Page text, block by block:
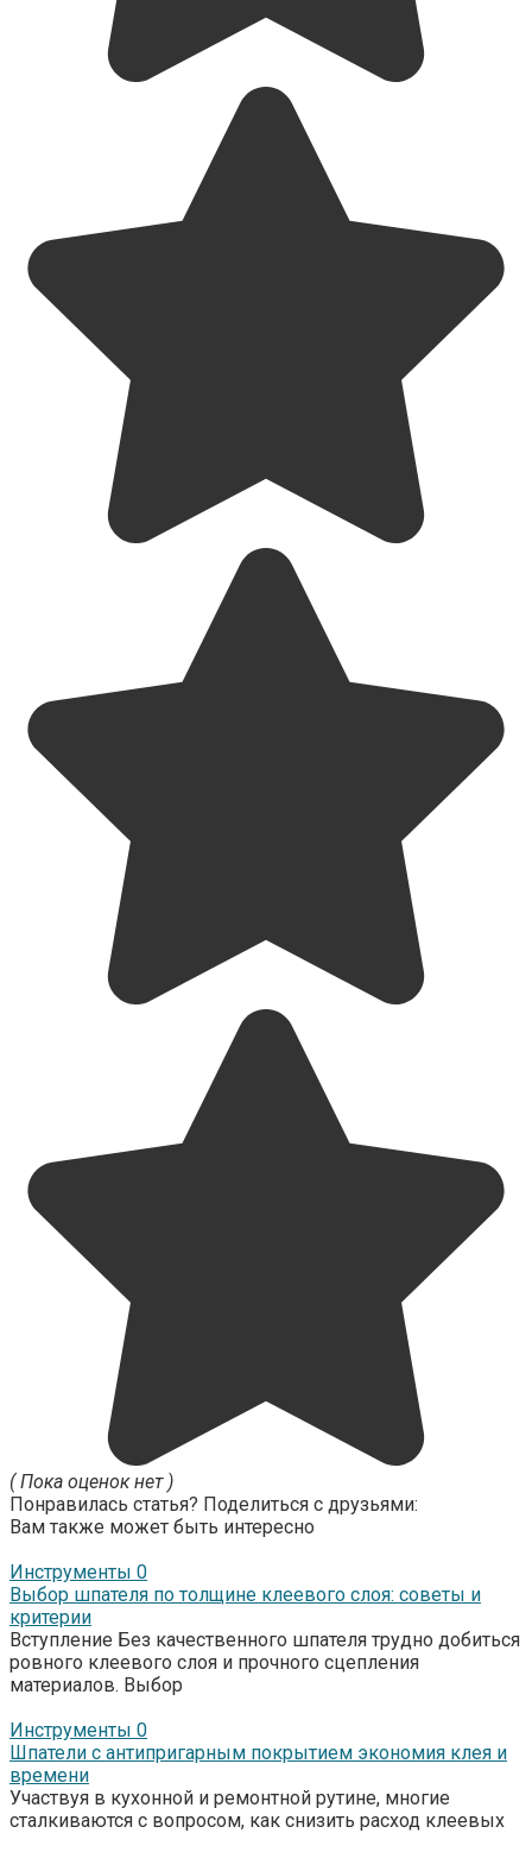
( Пока оценок нет )
Понравилась статья? Поделиться с друзьями:
Вам также может быть интересно
Инструменты 0
Выбор шпателя по толщине клеевого слоя: советы и
критерии
Вступление Без качественного шпателя трудно добиться
ровного клеевого слоя и прочного сцепления
материалов. Выбор
Инструменты 0
Шпатели с антипригарным покрытием экономия клея и
времени
Участвуя в кухонной и ремонтной рутине, многие
сталкиваются с вопросом, как снизить расход клеевых